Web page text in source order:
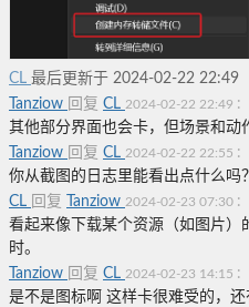
CL 最后更新于 2024-02-22 22:49
Tanziow 回复 CL 2024-02-22 22:49 :
其他部分界面也会卡，但场景和动
Tanziow 回复 CL 2024-02-22 22:55 :
你从截图的日志里能看出点什么吗？
CL 回复 Tanziow 2024-02-23 07:30 :
看起来像下载某个资源（如图片）
时。
Tanziow 回复 CL 2024-02-23 14:15 :
是不是图标啊 这样卡很难受的，